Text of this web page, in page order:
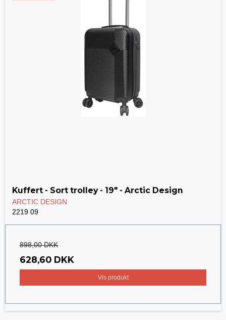
Kuffert - Sort trolley - 19" - Arctic Design
ARCTIC DESIGN
2219 09
898,00 DKK
628,60 DKK
Vis produkt